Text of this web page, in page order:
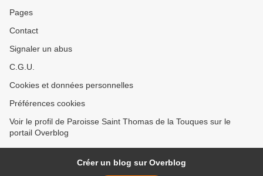
Pages
Contact
Signaler un abus
C.G.U.
Cookies et données personnelles
Préférences cookies
Voir le profil de Paroisse Saint Thomas de la Touques sur le
portail Overblog
Créer un blog sur Overblog